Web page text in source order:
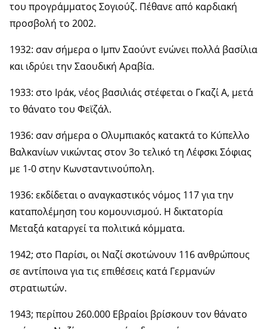
του προγράμματος Σογιούζ. Πέθανε από καρδιακή
προσβολή το 2002.
1932: σαν σήμερα ο Ιμπν Σαούντ ενώνει πολλά βασίλια
και ιδρύει την Σαουδική Αραβία.
1933: στο Ιράκ, νέος βασιλιάς στέφεται ο Γκαζί Α, μετά
το θάνατο του Φεϊζάλ.
1936: σαν σήμερα ο Ολυμπιακός κατακτά το Κύπελλο
Βαλκανίων νικώντας στον 3ο τελικό τη Λέφσκι Σόφιας
με 1-0 στην Κωνσταντινούπολη.
1936: εκδίδεται ο αναγκαστικός νόμος 117 για την
καταπολέμηση του κομουνισμού. Η δικτατορία
Μεταξά καταργεί τα πολιτικά κόμματα.
1942; στο Παρίσι, οι Ναζί σκοτώνουν 116 ανθρώπους
σε αντίποινα για τις επιθέσεις κατά Γερμανών
στρατιωτών.
1943; περίπου 260.000 Εβραίοι βρίσκουν τον θάνατο